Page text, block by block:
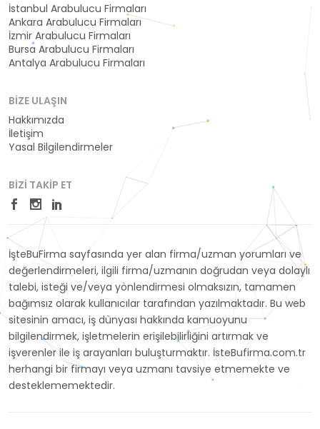
İstanbul Arabulucu Firmaları
Ankara Arabulucu Firmaları
İzmir Arabulucu Firmaları
Bursa Arabulucu Firmaları
Antalya Arabulucu Firmaları
BIZE ULAŞIN
Hakkımızda
İletişim
Yasal Bilgilendirmeler
BIZI TAKIP ET
İşteBuFirma sayfasında yer alan firma/uzman yorumları ve
değerlendirmeleri, ilgili firma/uzmanın doğrudan veya dolaylı
talebi, isteği ve/veya yönlendirmesi olmaksızın, tamamen
bağımsız olarak kullanıcılar tarafından yazılmaktadır. Bu web
sitesinin amacı, iş dünyası hakkında kamuoyunu
bilgilendirmek, işletmelerin erişilebilirliğini artırmak ve
işverenler ile iş arayanları buluşturmaktır. İsteBufirma.com.tr
herhangi bir firmayı veya uzmanı tavsiye etmemekte ve
desteklememektedir.